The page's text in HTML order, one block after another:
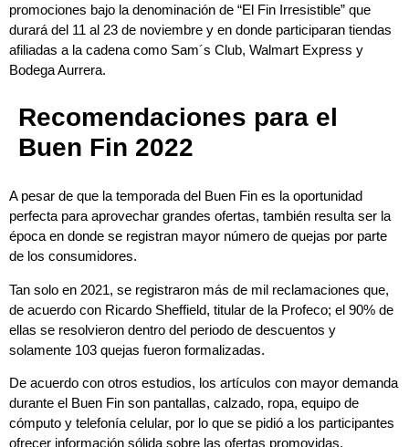
promociones bajo la denominación de “El Fin Irresistible” que
durará del 11 al 23 de noviembre y en donde participaran tiendas
afiliadas a la cadena como Sam´s Club, Walmart Express y
Bodega Aurrera.
Recomendaciones para el
Buen Fin 2022
A pesar de que la temporada del Buen Fin es la oportunidad
perfecta para aprovechar grandes ofertas, también resulta ser la
época en donde se registran mayor número de quejas por parte
de los consumidores.
Tan solo en 2021, se registraron más de mil reclamaciones que,
de acuerdo con Ricardo Sheffield, titular de la Profeco; el 90% de
ellas se resolvieron dentro del periodo de descuentos y
solamente 103 quejas fueron formalizadas.
De acuerdo con otros estudios, los artículos con mayor demanda
durante el Buen Fin son pantallas, calzado, ropa, equipo de
cómputo y telefonía celular, por lo que se pidió a los participantes
ofrecer información sólida sobre las ofertas promovidas,